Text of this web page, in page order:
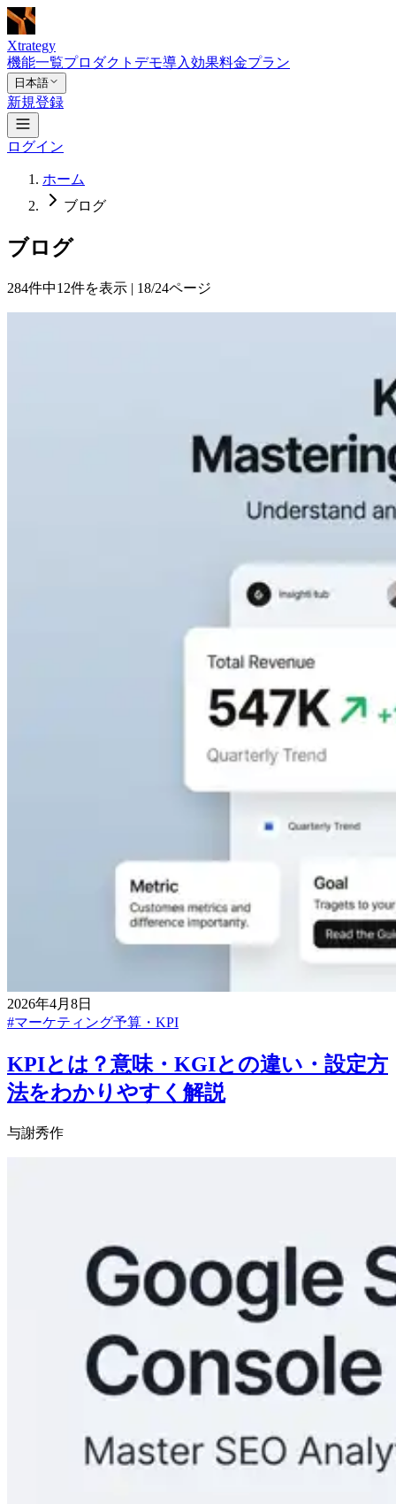
Xtrategy
機能一覧プロダクトデモ導入効果料金プラン
日本語
新規登録
ログイン
ホーム
ブログ
ブログ
284件中12件を表示 | 18/24ページ
2026年4月8日
#マーケティング予算・KPI
KPIとは？意味・KGIとの違い・設定方
法をわかりやすく解説
与謝秀作